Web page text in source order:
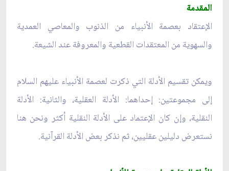
المقدمة
الإعتقاد بعصمة الأنبياء من الذنوب والمعاصي العمدية
والسهوية من المعتقدات القطعية والمعروفة عند الشيعة.
ويمكن تقسيم الأدلة التي ذكرت لعصمة الأنبياء عليهم السلام
إلى مجموعتين: إحداهما: الأدلة العقلية، والثانية: الأدلة
النقلية، وإن كان الإعتماد على الأدلة النقلية أكثر ونحن هنا
نستعرض دليلين عقليين، ثم نذكر بعض الأدلة القرآنية.